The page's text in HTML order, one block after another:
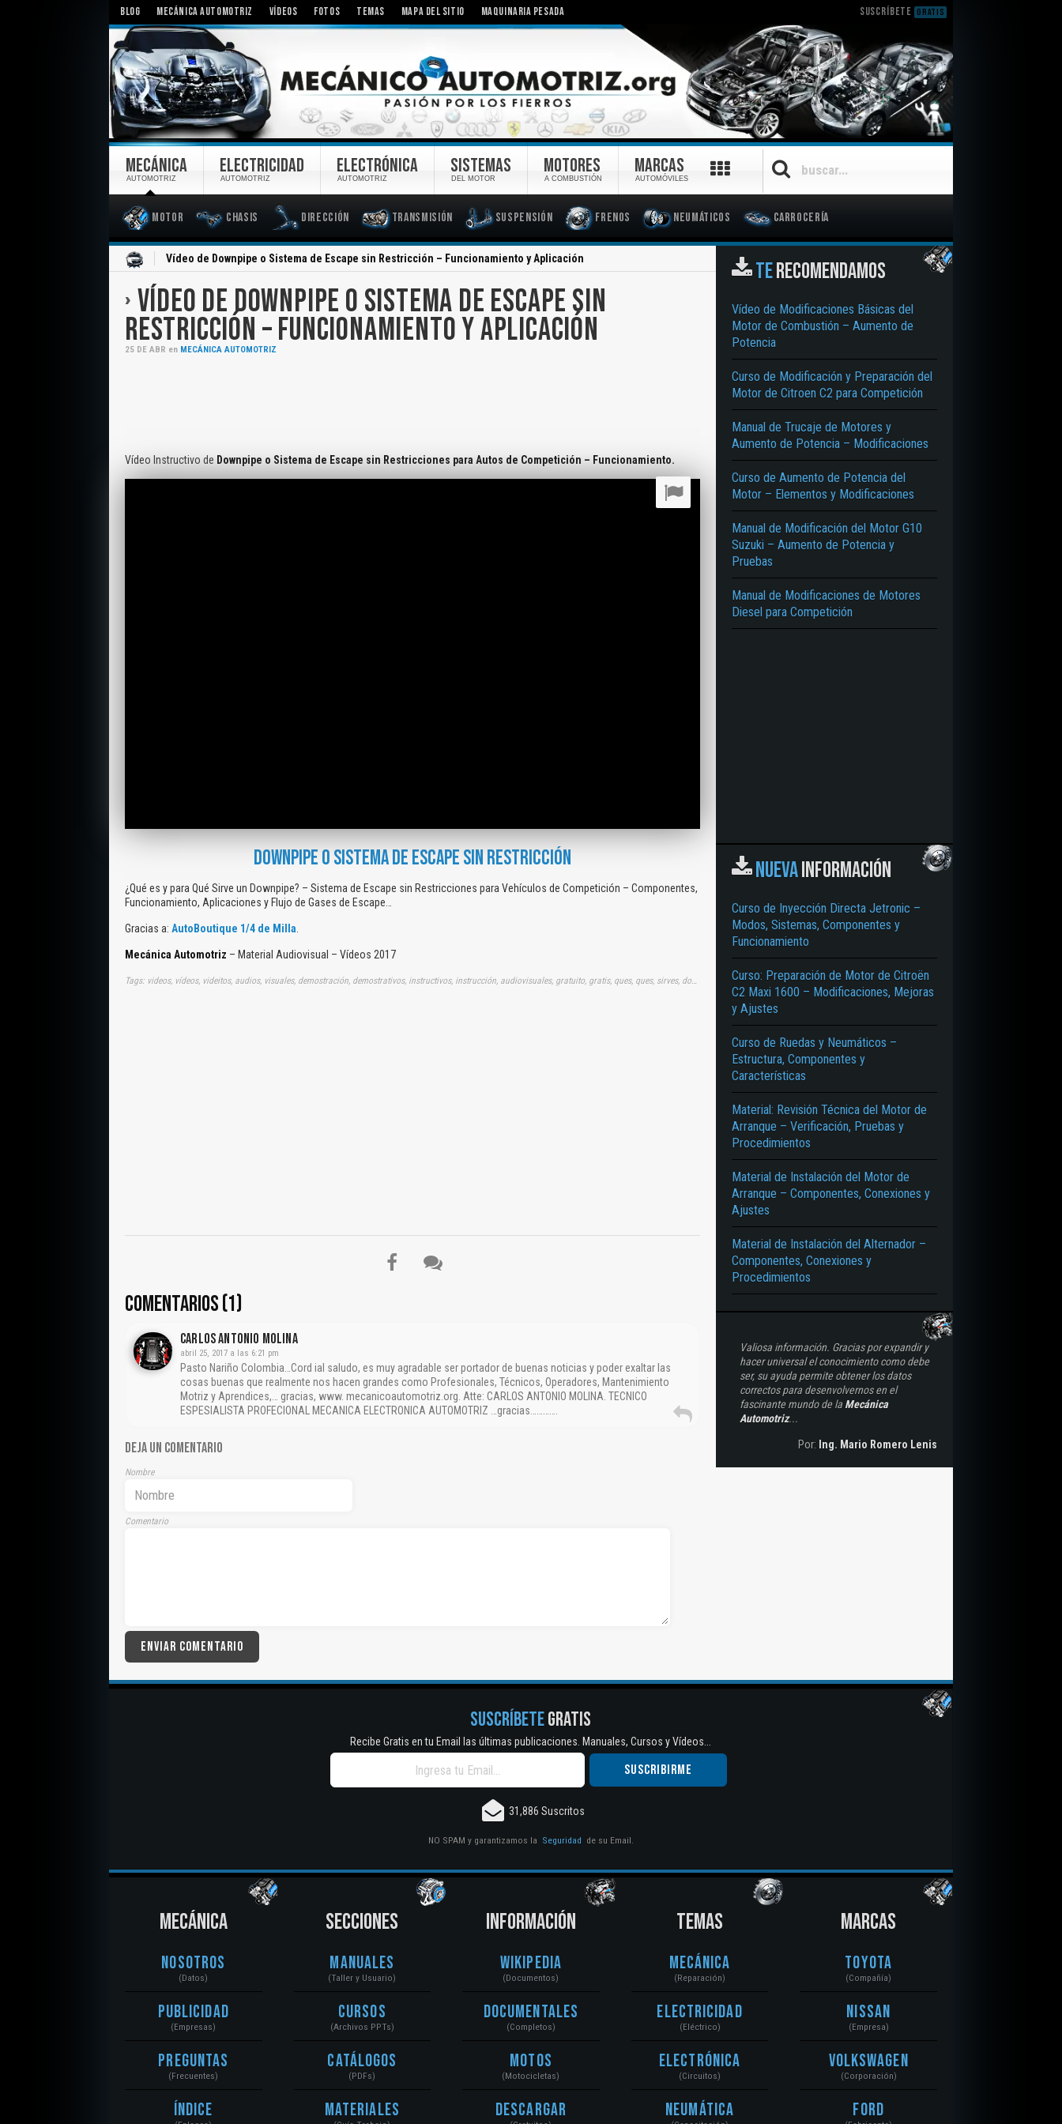
BLOG MECÁNICA AUTOMOTRIZ VÍDEOS FOTOS TEMAS MAPA DEL SITIO MAQUINARIA PESADA SUSCRÍBETE GRATIS
MECÁNICA
AUTOMOTRIZ
Motor Chasis Dirección Transmisión Suspensión Frenos Neumáticos Carrocería
ELECTRICIDAD
AUTOMOTRIZ
ELECTRÓNICA
AUTOMOTRIZ
SISTEMAS
DEL MOTOR
MOTORES
A COMBUSTIÓN
MARCAS
AUTOMÓVILES
Vídeo de Downpipe o Sistema de Escape sin Restricción – Funcionamiento y Aplicación
VÍDEO DE DOWNPIPE O SISTEMA DE ESCAPE SIN
RESTRICCIÓN – FUNCIONAMIENTO Y APLICACIÓN
25 DE ABR en MECÁNICA AUTOMOTRIZ
Vídeo Instructivo de Downpipe o Sistema de Escape sin Restricciones para Autos de Competición – Funcionamiento.
DOWNPIPE O SISTEMA DE ESCAPE SIN RESTRICCIÓN
¿Qué es y para Qué Sirve un Downpipe? – Sistema de Escape sin Restricciones para Vehículos de Competición – Componentes,
Funcionamiento, Aplicaciones y Flujo de Gases de Escape…
Gracias a: AutoBoutique 1/4 de Milla.
Mecánica Automotriz – Material Audiovisual – Vídeos 2017
Tags: videos, vídeos, videitos, audios, visuales, demostración, demostrativos, instructivos, instrucción, audiovisuales, gratuito, gratis, ques, ques, sirves, downpipes, sistemas, escapes, restricciones, vehiculos, competiciones, componentes, funcionamientos, aplicaciones, flujos, gases, escapes, youtube
COMENTARIOS (1)
CARLOS ANTONIO MOLINA
abril 25, 2017 a las 6:21 pm
Pasto Nariño Colombia…Cord ial saludo, es muy agradable ser portador de buenas noticias y poder exaltar las
cosas buenas que realmente nos hacen grandes como Profesionales, Técnicos, Operadores, Mantenimiento
Motriz y Aprendices,… gracias, www. mecanicoautomotriz.org. Atte: CARLOS ANTONIO MOLINA. TECNICO
ESPESIALISTA PROFECIONAL MECANICA ELECTRONICA AUTOMOTRIZ …gracias………….
DEJA UN COMENTARIO
Nombre
Comentario
TERECOMENDAMOS
Vídeo de Modificaciones Básicas del
Motor de Combustión – Aumento de
Potencia
Curso de Modificación y Preparación del
Motor de Citroen C2 para Competición
Manual de Trucaje de Motores y
Aumento de Potencia – Modificaciones
Curso de Aumento de Potencia del
Motor – Elementos y Modificaciones
Manual de Modificación del Motor G10
Suzuki – Aumento de Potencia y
Pruebas
Manual de Modificaciones de Motores
Diesel para Competición
NUEVAINFORMACIÓN
Curso de Inyección Directa Jetronic –
Modos, Sistemas, Componentes y
Funcionamiento
Curso: Preparación de Motor de Citroën
C2 Maxi 1600 – Modificaciones, Mejoras
y Ajustes
Curso de Ruedas y Neumáticos –
Estructura, Componentes y
Características
Material: Revisión Técnica del Motor de
Arranque – Verificación, Pruebas y
Procedimientos
Material de Instalación del Motor de
Arranque – Componentes, Conexiones y
Ajustes
Material de Instalación del Alternador –
Componentes, Conexiones y
Procedimientos
Valiosa información. Gracias por expandir y
hacer universal el conocimiento como debe
ser, su ayuda permite obtener los datos
correctos para desenvolvernos en el
fascinante mundo de la Mecánica
Automotriz...
Por: Ing. Mario Romero Lenis
SUSCRÍBETEGRATIS
Recibe Gratis en tu Email las últimas publicaciones. Manuales, Cursos y Vídeos...
31,886 Suscritos
NO SPAM y garantizamos la Seguridad de su Email.
MECÁNICA
Nosotros
(Datos)
Publicidad
(Empresas)
Preguntas
(Frecuentes)
Índice
SECCIONES
Manuales
(Taller y Usuario)
Cursos
(Archivos PPTs)
Catálogos
(PDFs)
Materiales
INFORMACIÓN
Wikipedia
(Documentos)
Documentales
(Completos)
Motos
(Motocicletas)
Descargar
TEMAS
Mecánica
(Reparación)
Electricidad
(Eléctrico)
Electrónica
(Circuitos)
Neumática
MARCAS
Toyota
(Compañía)
Nissan
(Empresa)
Volkswagen
(Corporación)
Ford